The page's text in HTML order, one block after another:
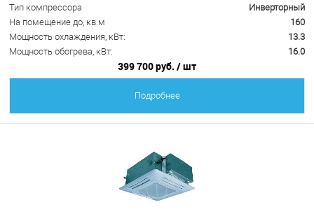
Тип компрессора
Инверторный
На помещение до, кв.м
160
Мощность охлаждения, кВт:
13.3
Мощность обогрева, кВт:
16.0
399 700 руб. / шт
Подробнее